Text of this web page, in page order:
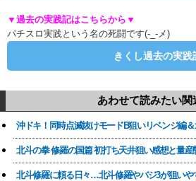
▼過去の実践記はこちらから▼
パチスロ実践という名の死闘です(-_-メ)
きくし過去の実践
あわせて読みたい関
沖ドキ！同時点滅抜けモードB狙いリベンジ編
北斗の拳 修羅の国篇 初打ち天井狙い感想と量産
北斗修羅に頼る日々…北斗修羅やバジ3が狙いや